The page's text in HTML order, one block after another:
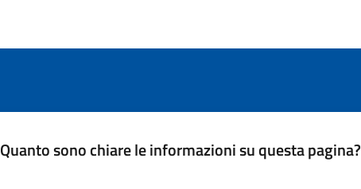
Quanto sono chiare le informazioni su questa pagina?